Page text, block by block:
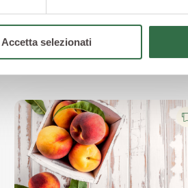
Accetta selezionati